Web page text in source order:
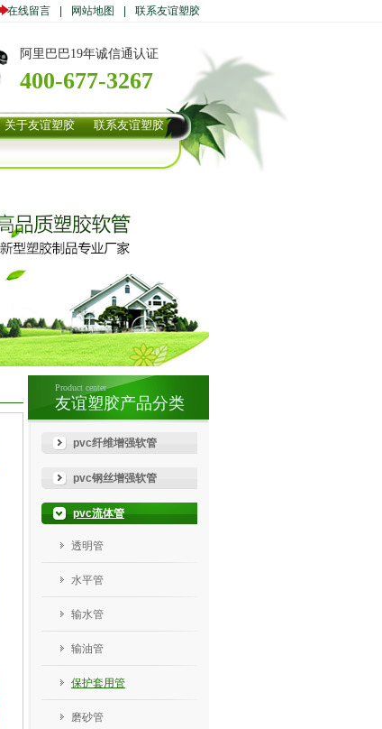
在线留言 网站地图 联系友谊塑胶
阿里巴巴19年诚信通认证
400-677-3267
关于友谊塑胶 联系友谊塑胶
Product center
友谊塑胶产品分类
pvc纤维增强软管
pvc钢丝增强软管
pvc流体管
透明管
水平管
输水管
输油管
保护套用管
磨砂管